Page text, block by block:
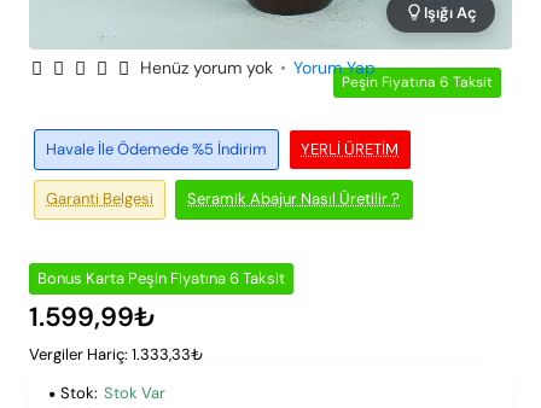
Peşin Fiyatına 6 Taksit
Işığı Aç
YERLI ÜRETIM
Havale İle Ödemede %5 İndirim
Seramik Abajur Nasıl Üretilir ?
Garanti Belgesi
Henüz yorum yok • Yorum Yap
Bonus Karta Peşin Fiyatına 6 Taksit
1.599,99₺
Vergiler Hariç: 1.333,33₺
Stok: Stok Var